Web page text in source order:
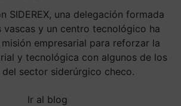
SIDEREX, una delegación formada
vascas y un centro tecnológico ha
empresarial para reforzar la
y tecnológica con algunos de los
sector siderúrgico checo.
Ir al blog